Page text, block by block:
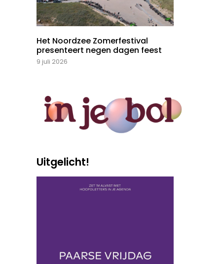
Het Noordzee Zomerfestival
presenteert negen dagen feest
9 juli 2026
Uitgelicht!